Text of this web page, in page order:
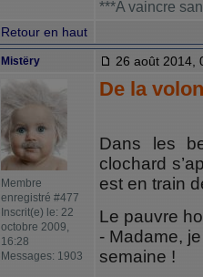
***A vaincre
Retour en haut
Mistëry 26 août 2014,
Membre
enregistré #477
Inscrit(e) le: 22
octobre 2009,
16:28
Messages: 1903
De la
Dans les
clochard
est en train
Le pauvre
- Madame,
semaine !